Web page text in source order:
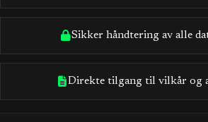
Sikker håndtering av alle
Direkte tilgang til vilkår og